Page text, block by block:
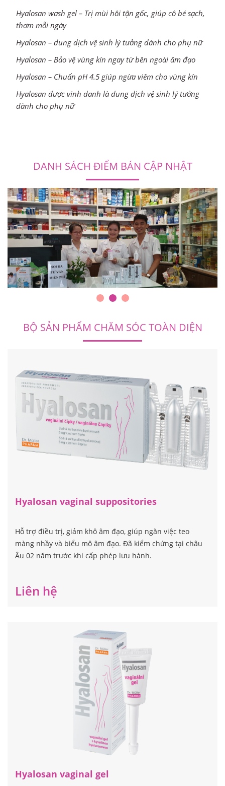
Hyalosan wash gel – Trị mùi hôi tận gốc, giúp cô bé sạch,
thơm mỗi ngày
Hyalosan – dung dịch vệ sinh lý tưởng dành cho phụ nữ
Hyalosan – Bảo vệ vùng kín ngay từ bên ngoài âm đạo
Hyalosan – Chuẩn pH 4.5 giúp ngừa viêm cho vùng kín
Hyalosan được vinh danh là dung dịch vệ sinh lý tưởng
dành cho phụ nữ
DANH SÁCH ĐIỂM BÁN CẬP NHẬT
BỘ SẢN PHẨM CHĂM SÓC TOÀN DIỆN
Hỗ trợ điều trị, giảm khô âm đạo, giúp ngăn việc teo
màng nhầy và biểu mô âm đạo. Đã kiểm chứng tại châu